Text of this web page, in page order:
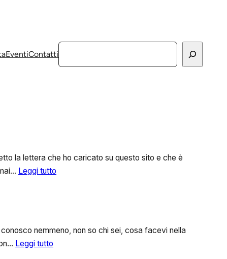
EventiContatti
Cerca
la lettera che ho caricato su questo sito e che è
Leggi tutto
nemmeno, non so chi sei, cosa facevi nella
Leggi tutto